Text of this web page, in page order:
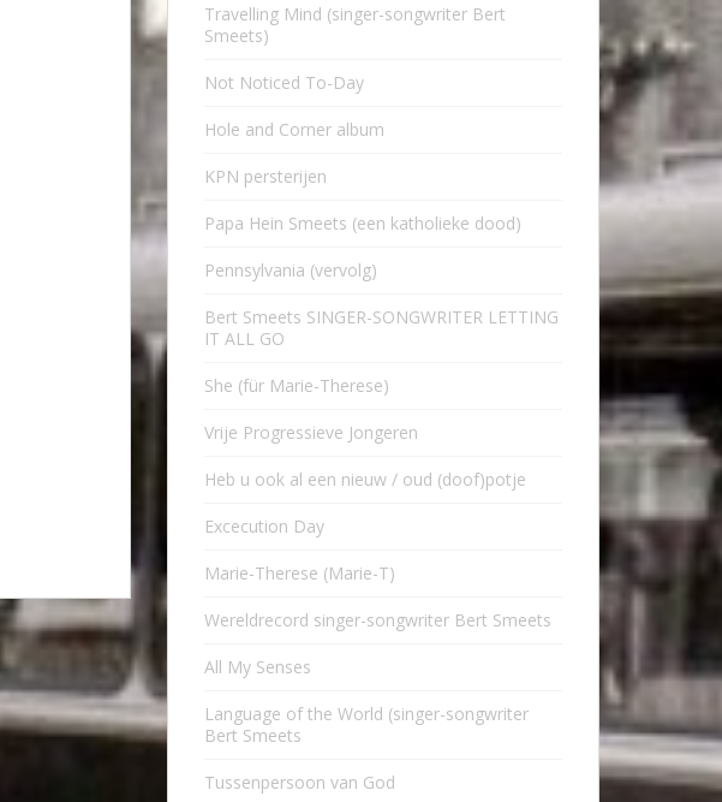
Travelling Mind (singer-songwriter Bert
Smeets)
Not Noticed To-Day
Hole and Corner album
KPN persterijen
Papa Hein Smeets (een katholieke dood)
Pennsylvania (vervolg)
Bert Smeets SINGER-SONGWRITER LETTING
IT ALL GO
She (für Marie-Therese)
Vrije Progressieve Jongeren
Heb u ook al een nieuw / oud (doof)potje
Excecution Day
Marie-Therese (Marie-T)
Wereldrecord singer-songwriter Bert Smeets
All My Senses
Language of the World (singer-songwriter
Bert Smeets
Tussenpersoon van God